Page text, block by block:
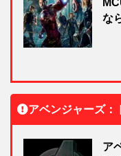
な
アベンジャーズ：
ア